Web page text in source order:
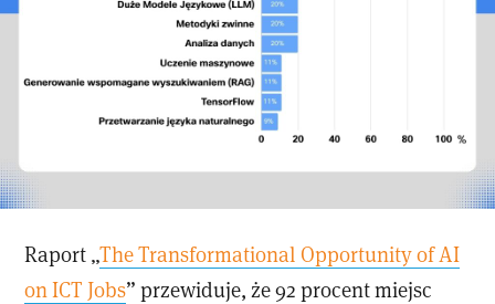
Raport „The Transformational Opportunity of AI
on ICT Jobs” przewiduje, że 92 procent miejsc